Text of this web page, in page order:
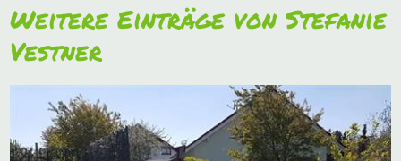
Weitere Einträge von Stefanie
Vestner